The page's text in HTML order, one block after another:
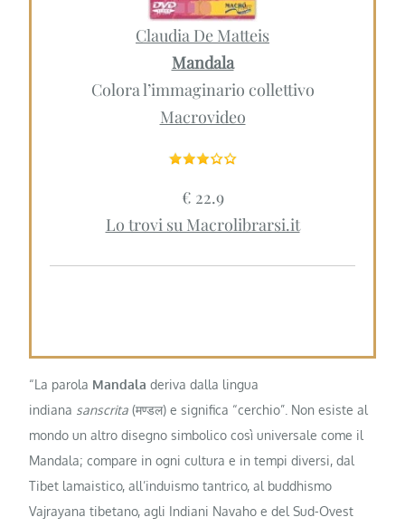
Claudia De Matteis
Mandala
Colora l’immaginario collettivo
Macrovideo
€ 22.9
Lo trovi su Macrolibrarsi.it
“La parola Mandala deriva dalla lingua
indiana sanscrita (मण्डल) e significa “cerchio”. Non esiste al
mondo un altro disegno simbolico così universale come il
Mandala; compare in ogni cultura e in tempi diversi, dal
Tibet lamaistico, all’induismo tantrico, al buddhismo
Vajrayana tibetano, agli Indiani Navaho e del Sud-Ovest